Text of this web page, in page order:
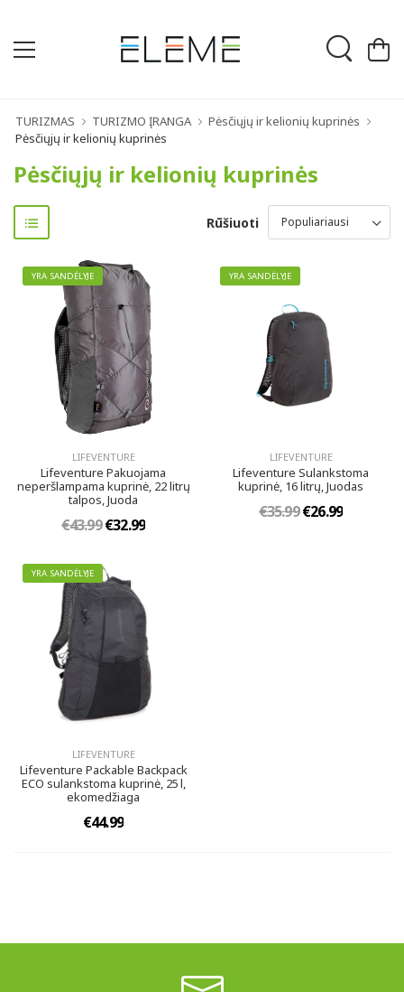
TURIZMAS TURIZMO ĮRANGA
Pėsčiųjų ir kelionių kuprinės
Pėsčiųjų ir kelionių kuprinės
Pėsčiųjų ir kelionių kuprinės
Rūšiuoti
YRA SANDĖLYJE
LIFEVENTURE
Lifeventure Pakuojama
neperšlampama kuprinė, 22 litrų
talpos, Juoda
€43.99€32.99
YRA SANDĖLYJE
LIFEVENTURE
Lifeventure Sulankstoma
kuprinė, 16 litrų, Juodas
€35.99€26.99
YRA SANDĖLYJE
LIFEVENTURE
Lifeventure Packable Backpack
ECO sulankstoma kuprinė, 25 l,
ekomedžiaga
€44.99